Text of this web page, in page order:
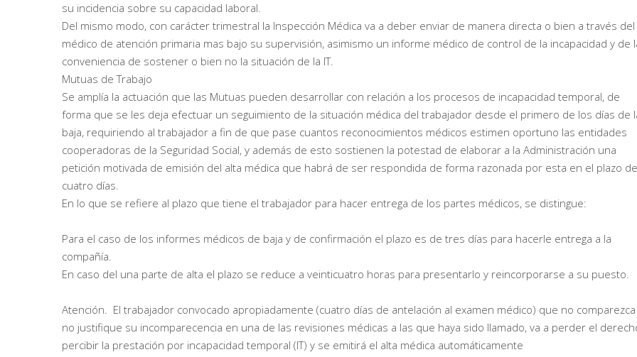
su incidencia sobre su capacidad laboral.
Del mismo modo, con carácter trimestral la Inspección Médica va a deber enviar de manera directa o bien a través del
médico de atención primaria mas bajo su supervisión, asimismo un informe médico de control de la incapacidad y de
conveniencia de sostener o bien no la situación de la IT.
Mutuas de Trabajo
Se amplía la actuación que las Mutuas pueden desarrollar con relación a los procesos de incapacidad temporal, de
forma que se les deja efectuar un seguimiento de la situación médica del trabajador desde el primero de los días de
baja, requiriendo al trabajador a fin de que pase cuantos reconocimientos médicos estimen oportuno las entidades
cooperadoras de la Seguridad Social, y además de esto sostienen la potestad de elaborar a la Administración una
petición motivada de emisión del alta médica que habrá de ser respondida de forma razonada por esta en el plazo de
cuatro días.
En lo que se refiere al plazo que tiene el trabajador para hacer entrega de los partes médicos, se distingue:
Para el caso de los informes médicos de baja y de confirmación el plazo es de tres días para hacerle entrega a la
compañía.
En caso del una parte de alta el plazo se reduce a veinticuatro horas para presentarlo y reincorporarse a su puesto.
Atención. El trabajador convocado apropiadamente (cuatro días de antelación al examen médico) que no
no justifique su incomparecencia en una de las revisiones médicas a las que haya sido llamado, va a perder el
percibir la prestación por incapacidad temporal (IT) y se emitirá el alta médica automáticamente